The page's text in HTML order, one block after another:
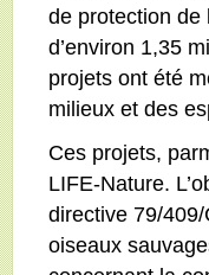
de protection de
d’environ 1,35
projets ont été
milieux et des
Ces projets,
LIFE-Nature.
directive 79/
oiseaux